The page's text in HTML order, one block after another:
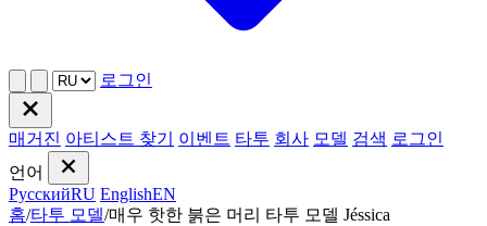
로그인
매거진 아티스트 찾기 이벤트 타투 회사 모델 검색 로그인
언어
РусскийRU EnglishEN
홈/타투 모델/매우 핫한 붉은 머리 타투 모델 Jéssica